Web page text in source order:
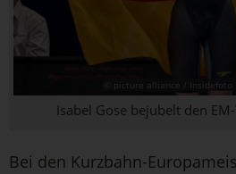
© picture alliance / Insidefoto
Isabel Gose bejubelt den
Bei den Kurzbahn-